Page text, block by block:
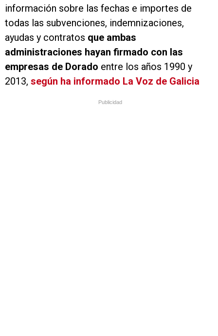
información sobre las fechas e importes de
todas las subvenciones, indemnizaciones,
ayudas y contratos que ambas
administraciones hayan firmado con las
empresas de Dorado entre los años 1990 y
2013, según ha informado La Voz de Galicia
Publicidad